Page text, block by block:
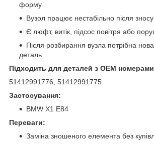
форму
Вузол працює нестабільно після
Є люфт, витік, підсос повітря або
Після розбирання вузла потрібна
деталь
Підходить для деталей з OEM
51412991776, 51412991775
Застосування:
BMW X1 E84
Переваги:
Заміна зношеного елемента без